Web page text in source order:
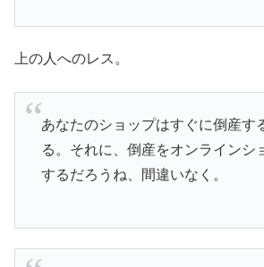
上の人へのレス。
あなたのショップはすぐに倒産す
る。それに、倒産をオンラインシ
するだろうね、間違いなく。